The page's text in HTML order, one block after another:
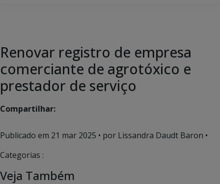
Renovar registro de empresa
comerciante de agrotóxico e
prestador de serviço
Compartilhar:
Publicado em 21 mar 2025 • por Lissandra Daudt Baron •
Categorias :
Veja Também